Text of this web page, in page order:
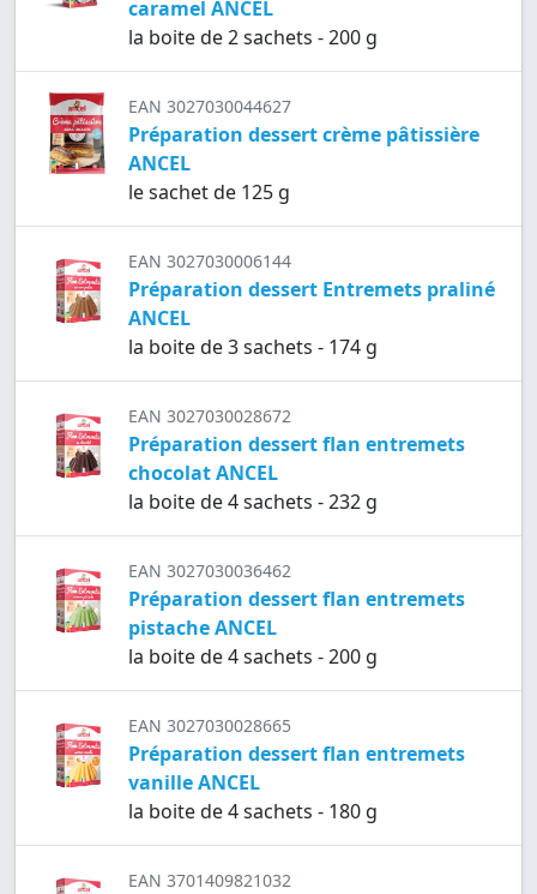
caramel ANCEL
la boite de 2 sachets - 200 g
EAN 3027030044627
Préparation dessert crème pâtissière
ANCEL
le sachet de 125 g
EAN 3027030006144
Préparation dessert Entremets praliné
ANCEL
la boite de 3 sachets - 174 g
EAN 3027030028672
Préparation dessert flan entremets
chocolat ANCEL
la boite de 4 sachets - 232 g
EAN 3027030036462
Préparation dessert flan entremets
pistache ANCEL
la boite de 4 sachets - 200 g
EAN 3027030028665
Préparation dessert flan entremets
vanille ANCEL
la boite de 4 sachets - 180 g
EAN 3701409821032